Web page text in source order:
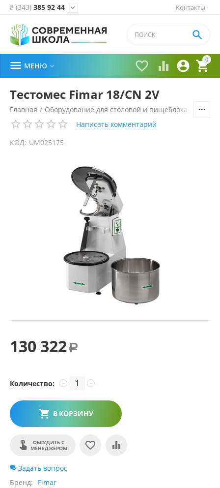
Контакты
8 (343) 385 92 44 
0


 

 МЕНЮ 
Тестомес Fimar 18/CN 2V
Главная / Оборудование для столовой и пищеблока
Написать комментарий
КОД: UM025175
130 322 Р
Количество: +
−
В КОРЗИНУ
ОБСУДИТЬ С
МЕНЕДЖЕРОМ
Задать вопрос
Бренд
Fimar